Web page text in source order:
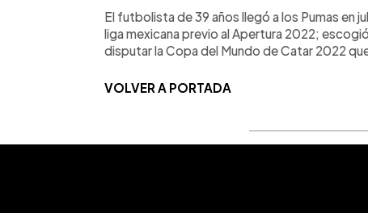
El futbolista de 39 años llegó a los Pumas en
liga mexicana previo al Apertura 2022;
disputar la Copa del Mundo de Catar 2022
VOLVER A PORTADA